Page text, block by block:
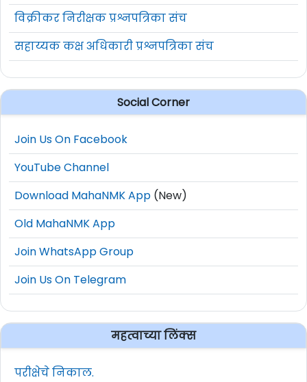
विक्रीकर निरीक्षक प्रश्नपत्रिका संच
सहाय्यक कक्ष अधिकारी प्रश्नपत्रिका संच
Social Corner
Join Us On Facebook
YouTube Channel
Download MahaNMK App (New)
Old MahaNMK App
Join WhatsApp Group
Join Us On Telegram
महत्वाच्या लिंक्स
परीक्षेचे निकाल.